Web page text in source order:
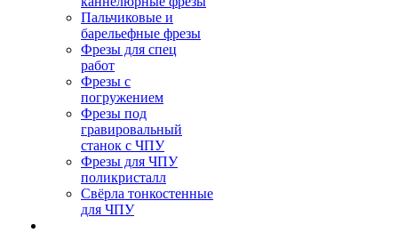
Пальчиковые и
барельефные фрезы
Фрезы для спец
работ
Фрезы с
погружением
Фрезы под
гравировальный
станок с ЧПУ
Фрезы для ЧПУ
поликристалл
Свёрла тонкостенные
для ЧПУ